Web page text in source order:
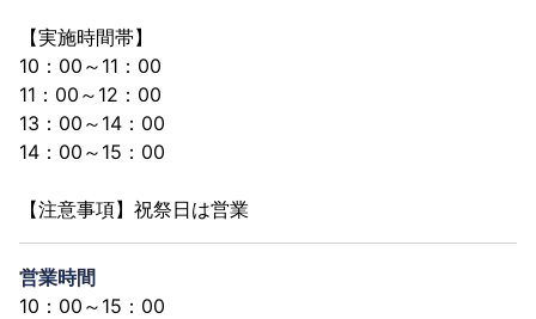
【実施時間帯】
10：00～11：00
11：00～12：00
13：00～14：00
14：00～15：00
【注意事項】祝祭日は営業
営業時間
10：00～15：00